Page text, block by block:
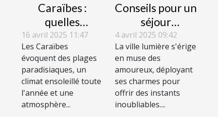
Caraïbes :
quelles
destinations au
départ de
Genève ?
16 avril 2025 11:47
Les Caraïbes
évoquent des plages
paradisiaques, un
climat ensoleillé toute
l'année et une
atmosphère...
Conseils pour un
séjour
romantique
réussi dans la
capitale de
l'amour
4 avril 2025 09:42
La ville lumière s'érige
en muse des
amoureux, déployant
ses charmes pour
offrir des instants
inoubliables....